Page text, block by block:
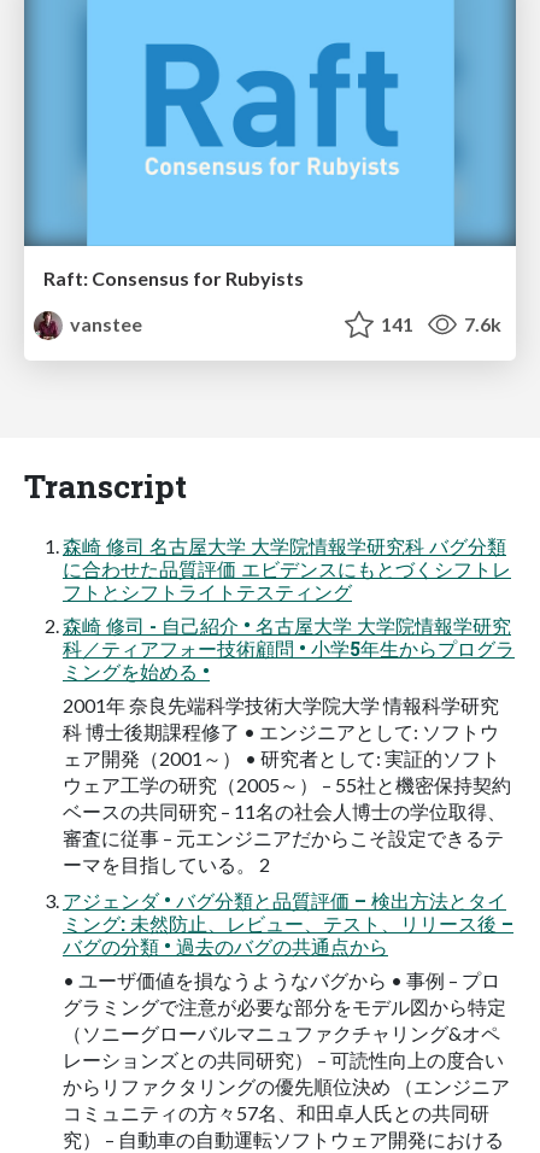
Raft: Consensus for Rubyists
vanstee
141 7.6k
Transcript
森崎 修司 名古屋大学 大学院情報学研究科 バグ分類
に合わせた品質評価 エビデンスにもとづくシフトレ
フトとシフトライトテスティング
森崎 修司 - 自己紹介 • 名古屋大学 大学院情報学研究
科／ティアフォー技術顧問 • 小学5年生からプログラ
ミングを始める •
2001年 奈良先端科学技術大学院大学 情報科学研究
科 博士後期課程修了 • エンジニアとして: ソフトウ
ェア開発（2001～） • 研究者として: 実証的ソフト
ウェア工学の研究（2005～） – 55社と機密保持契約
ベースの共同研究 – 11名の社会人博士の学位取得、
審査に従事 – 元エンジニアだからこそ設定できるテ
ーマを目指している。 2
アジェンダ • バグ分類と品質評価 – 検出方法とタイ
ミング: 未然防止、レビュー、テスト、リリース後 –
バグの分類 • 過去のバグの共通点から
• ユーザ価値を損なうようなバグから • 事例 – プロ
グラミングで注意が必要な部分をモデル図から特定
（ソニーグローバルマニュファクチャリング&オペ
レーションズとの共同研究） – 可読性向上の度合い
からリファクタリングの優先順位決め （エンジニア
コミュニティの方々57名、和田卓人氏との共同研
究） – 自動車の自動運転ソフトウェア開発における